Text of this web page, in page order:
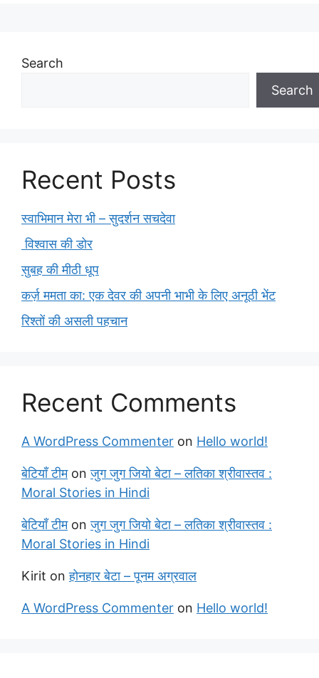
Search
Search
Recent Posts
स्वाभिमान मेरा भी – सुदर्शन सचदेवा
विश्वास की डोर
सुबह की मीठी धूप
कर्ज़ ममता का: एक देवर की अपनी भाभी के लिए अनूठी भेंट
रिश्तों की असली पहचान
Recent Comments
A WordPress Commenter on Hello world!
बेटियाँ टीमonजुग जुग जियो बेटा – लतिका श्रीवास्तव :
Moral Stories in Hindi
बेटियाँ टीमonजुग जुग जियो बेटा – लतिका श्रीवास्तव :
Moral Stories in Hindi
Kirit onहोनहार बेटा – पूनम अग्रवाल
A WordPress Commenter on Hello world!